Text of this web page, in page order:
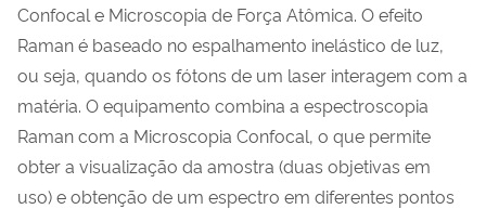
Confocal e Microscopia de Força Atômica. O efeito
Raman é baseado no espalhamento inelástico de luz,
ou seja, quando os fótons de um laser interagem com a
matéria. O equipamento combina a espectroscopia
Raman com a Microscopia Confocal, o que permite
obter a visualização da amostra (duas objetivas em
uso) e obtenção de um espectro em diferentes pontos